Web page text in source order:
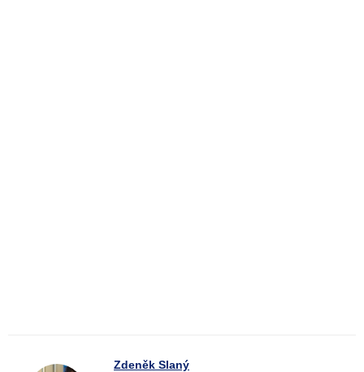
Zdeněk Slaný